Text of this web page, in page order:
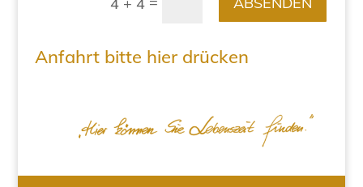
Anfahrt bitte hier drücken